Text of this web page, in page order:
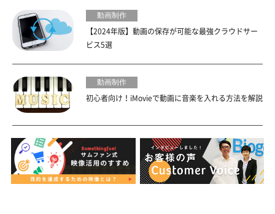
動画制作
【2024年版】動画の保存が可能な最強クラウドサー
ビス5選
動画制作
初心者向け！iMovieで動画に音楽を入れる方法を解説